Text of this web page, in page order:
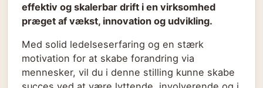
effektiv og skalerbar drift i en virksomhed
præget af vækst, innovation og udvikling.
Med solid ledelseserfaring og en stærk
motivation for at skabe forandring via
mennesker, vil du i denne stilling kunne skabe